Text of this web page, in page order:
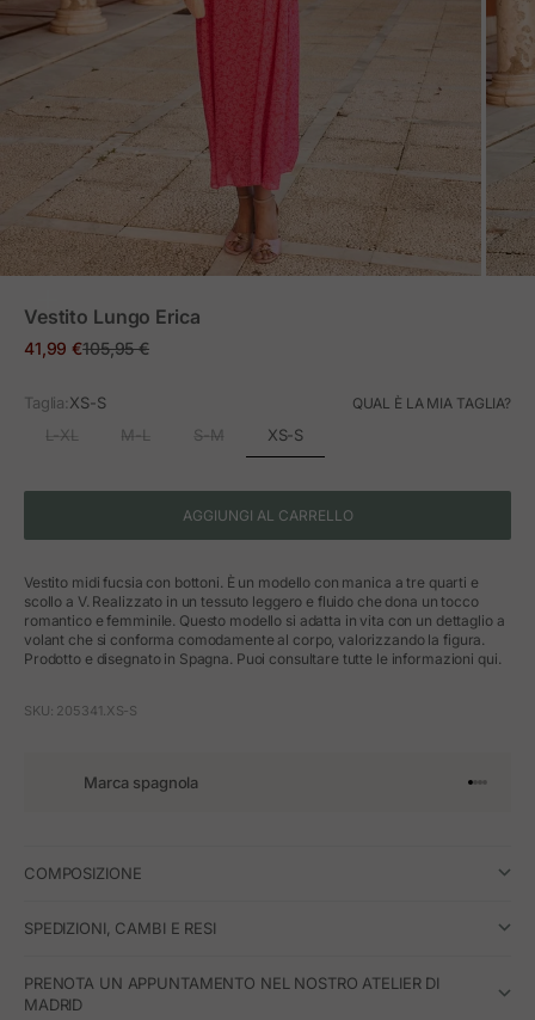
Vestito Lungo Erica
Prezzo in offerta
41,99 €Prezzo normale
105,95 €
Taglia:XS-S QUAL È LA MIA TAGLIA?
L-XL M-L S-M XS-S
AGGIUNGI AL CARRELLO
Vestito midi fucsia con bottoni. È un modello con manica a tre quarti e
scollo a V. Realizzato in un tessuto leggero e fluido che dona un tocco
romantico e femminile. Questo modello si adatta in vita con un dettaglio a
volant che si conforma comodamente al corpo, valorizzando la figura.
Prodotto e disegnato in Spagna. Puoi consultare tutte le informazioni qui.
SKU: 205341.XS-S
Marca spagnola Vai
Vai
Vai
Vai
COMPOSIZIONE
SPEDIZIONI, CAMBI E RESI
PRENOTA UN APPUNTAMENTO NEL NOSTRO ATELIER DI
MADRID